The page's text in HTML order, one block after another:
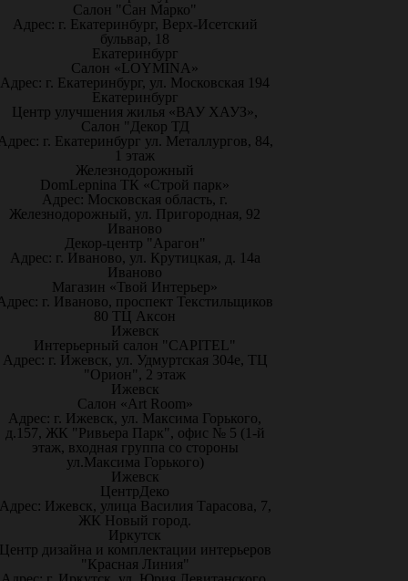
Салон "Сан Марко"
Адрес: г. Екатеринбург, Верх-Исетский
бульвар, 18
Екатеринбург
Салон «LOYMINA»
Адрес: г. Екатеринбург, ул. Московская 194
Екатеринбург
Центр улучшения жилья «ВАУ ХАУЗ»,
Салон "Декор ТД
г. Екатеринбург ул. Металлургов, 84,
1 этаж
Железнодорожный
DomLepnina ТК «Строй парк»
Адрес: Московская область, г.
Железнодорожный, ул. Пригородная, 92
Иваново
Декор-центр "Арагон"
Адрес: г. Иваново, ул. Крутицкая, д. 14а
Иваново
Магазин «Твой Интерьер»
г. Иваново, проспект Текстильщиков
80 ТЦ Аксон
Ижевск
Интерьерный салон "CAPITEL"
Адрес: г. Ижевск, ул. Удмуртская 304е, ТЦ
"Орион", 2 этаж
Ижевск
Салон «Art Room»
Адрес: г. Ижевск, ул. Максима Горького,
д.157, ЖК "Ривьера Парк", офис № 5 (1-й
этаж, входная группа со стороны
ул.Максима Горького)
Ижевск
ЦентрДеко
Ижевск, улица Василия Тарасова, 7,
ЖК Новый город.
Иркутск
дизайна и комплектации интерьеров
"Красная Линия"